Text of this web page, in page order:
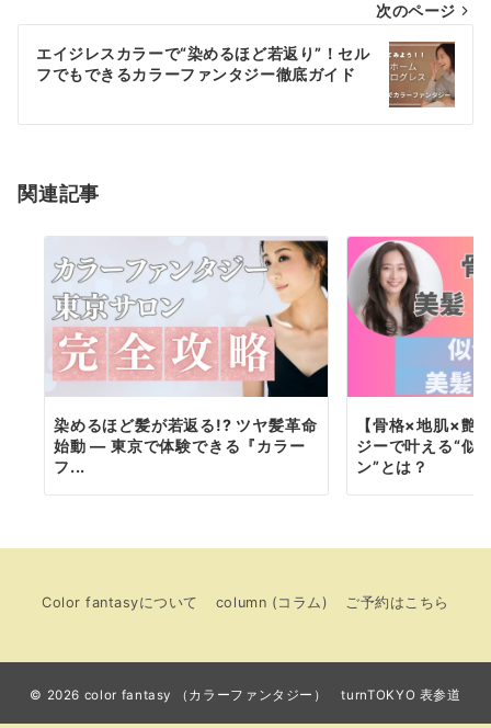
ビ
ゲ
シ
ン
次のページ
エイジレスカラーで“染めるほど若返り”！セル
フでもできるカラーファンタジー徹底ガイド
関連記事
染めるほど髪が若返る!? ツヤ髪革命
始動 ― 東京で体験できる『カラー
フ...
【骨格×地肌×艶
ジーで叶える“似
ン”とは？
Color fantasyについて column (コラム) ご予約はこちら
© 2026 color fantasy （カラーファンタジー） turnTOKYO 表参道